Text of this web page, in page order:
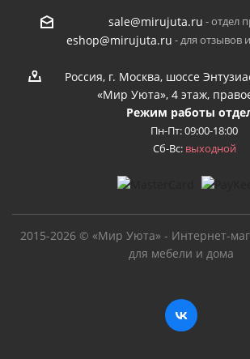
sale@mirujuta.ru - отдел
eshop@mirujuta.ru - для отзывов
Россия, г. Москва, шоссе
«Мир Уюта», 4 этаж,
Режим работы
Пн-Пт: 09:00-18:00
Сб-Вс: выходной
2015-2026 © «Мир Уюта» - Интернет-
для мебели и дома